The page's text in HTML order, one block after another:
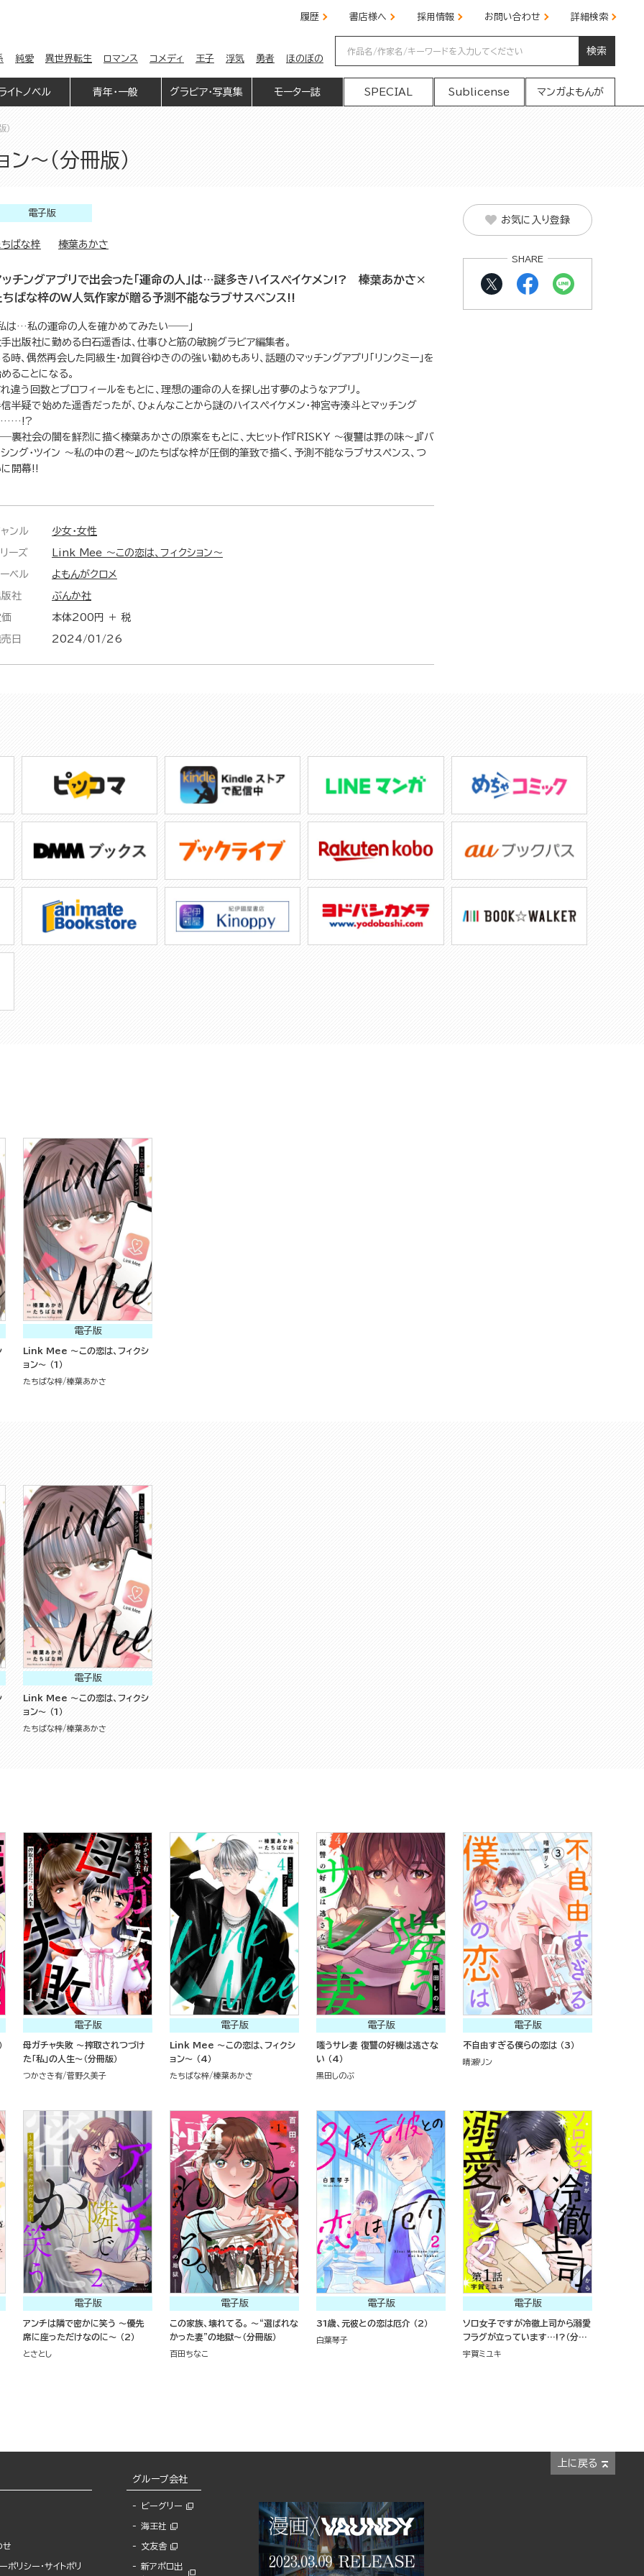
履歴 書店様へ 採用情報 お問い合わせ 詳細検索
純愛 異世界転生 ロマンス コメディ 王子 浮気 勇者 ほのぼの
検索
イトノベル 青年・一般 グラビア・写真集 モーター誌 SPECIAL Sublicense マンガよもんが
）
～（分冊版）
電子版
ばな梓 榛葉あかさ
ッチングアプリで出会った「運命の人」は…謎多きハイスぺイケメン!? 榛葉あかさ×
ちばな梓のW人気作家が贈る予測不能なラブサスペンス!!
私は…私の運命の人を確かめてみたい――」
出版社に勤める白石遥香は、仕事ひと筋の敏腕グラビア編集者。
時、偶然再会した同級生・加賀谷ゆきのの強い勧めもあり、話題のマッチングアプリ「リンクミー」を
ることになる。
違う回数とプロフィールをもとに、理想の運命の人を探し出す夢のようなアプリ。
半疑で始めた遥香だったが、ひょんなことから謎のハイスぺイケメン・神宮寺湊斗とマッチング
……!?
裏社会の闇を鮮烈に描く榛葉あかさの原案をもとに、大ヒット作『RISKY ～復讐は罪の味～』『バ
ング・ツイン ～私の中の君～』のたちばな梓が圧倒的筆致で描く、予測不能なラブサスペンス、つ
開幕!!
ンル 少女・女性
ーズ Link Mee ～この恋は、フィクション～
ベル よもんがクロメ
社 ぶんか社
本体200円 ＋ 税
日 2024/01/26
お気に入り登録
SHARE
電子版
Link Mee ～この恋は、フィクシ
ョン～ （1）
たちばな梓 榛葉あかさ
電子版
Link Mee ～この恋は、フィクシ
ョン～ （1）
たちばな梓 榛葉あかさ
電子版
母ガチャ失敗 ～搾取されつづけ
た「私」の人生～（分冊版）
つかさき有 菅野久美子
電子版
Link Mee ～この恋は、フィクシ
ョン～ （4）
たちばな梓 榛葉あかさ
電子版
嗤うサレ妻 復讐の好機は逃さな
い （4）
黒田しのぶ
電子版
不自由すぎる僕らの恋は （3）
晴瀬リン
電子版
アンチは隣で密かに笑う ～優先
席に座っただけなのに～ （2）
とさとし
電子版
この家族、壊れてる。 ～“選ばれな
かった妻”の地獄～（分冊版）
百田ちなこ
電子版
31歳、元彼との恋は厄介 （2）
白葉琴子
電子版
ソロ女子ですが冷徹上司から溺愛
フラグが立っています…!?（分冊
版）
宇賀ミユキ
上に戻る
せ
ポリシー・サイトポリ
グループ会社
ビーグリー
海王社
文友舎
新アポロ出